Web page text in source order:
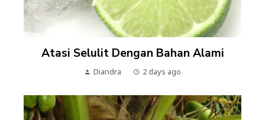
Atasi Selulit Dengan Bahan Alami
Diandra 2 days ago